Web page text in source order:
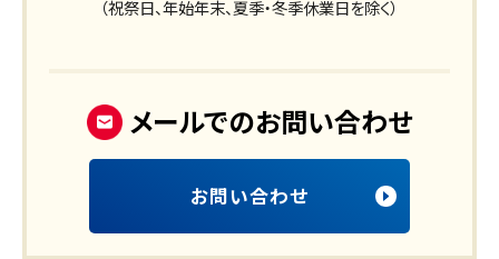
（祝祭日、年始年末、夏季・冬季休業日を除く）
メールでのお問い合わせ
お問い合わせ